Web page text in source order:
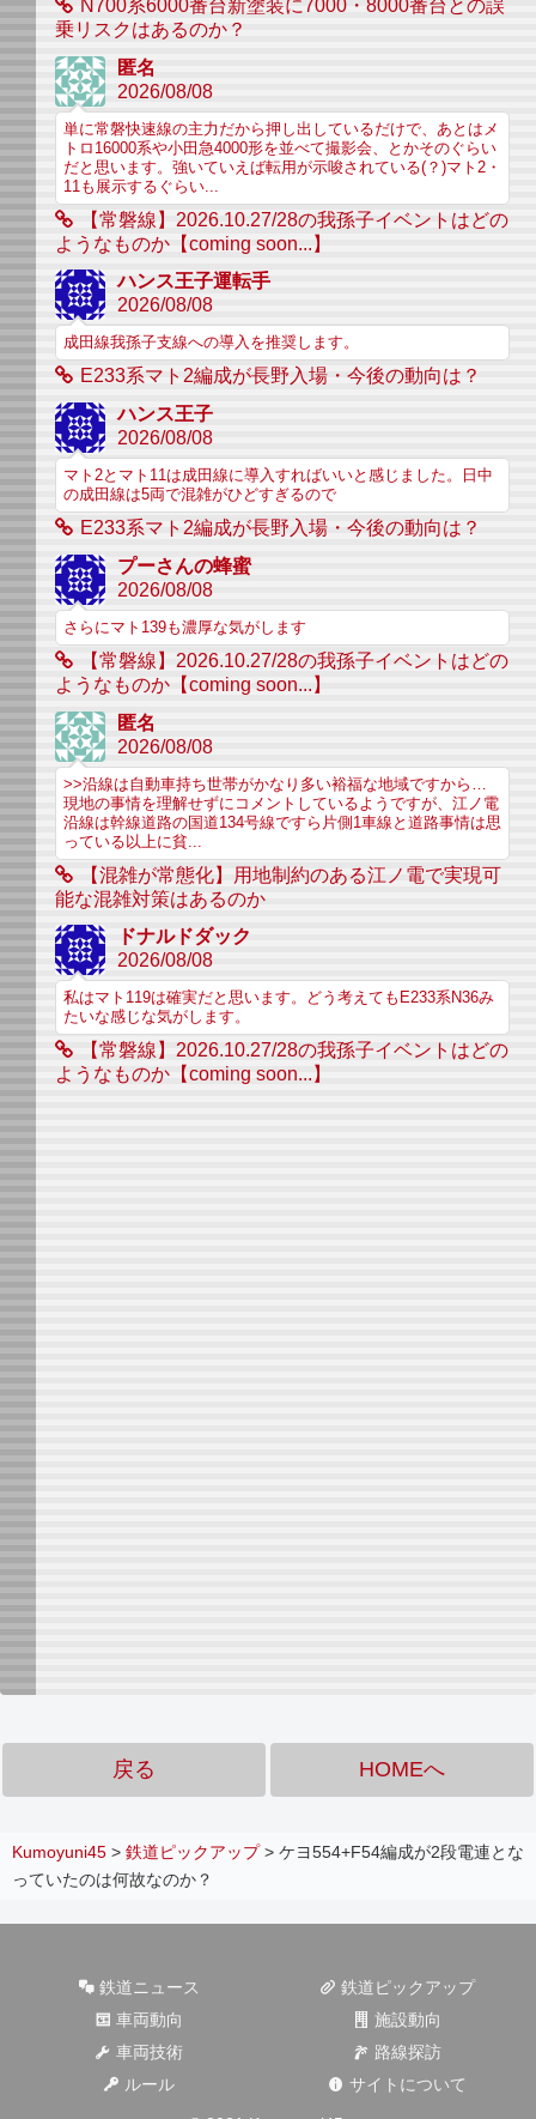
N700系6000番台新塗装に7000・8000番台との誤
乗リスクはあるのか？
匿名
2026/08/08
単に常磐快速線の主力だから押し出しているだけで、あとはメ
トロ16000系や小田急4000形を並べて撮影会、とかそのぐらい
だと思います。強いていえば転用が示唆されている(？)マト2・
11も展示するぐらい...
【常磐線】2026.10.27/28の我孫子イベントはどの
ようなものか【coming soon...】
ハンス王子運転手
2026/08/08
成田線我孫子支線への導入を推奨します。
E233系マト2編成が長野入場・今後の動向は？
ハンス王子
2026/08/08
マト2とマト11は成田線に導入すればいいと感じました。日中
の成田線は5両で混雑がひどすぎるので
E233系マト2編成が長野入場・今後の動向は？
プーさんの蜂蜜
2026/08/08
さらにマト139も濃厚な気がします
【常磐線】2026.10.27/28の我孫子イベントはどの
ようなものか【coming soon...】
匿名
2026/08/08
>>沿線は自動車持ち世帯がかなり多い裕福な地域ですから…
現地の事情を理解せずにコメントしているようですが、江ノ電
沿線は幹線道路の国道134号線ですら片側1車線と道路事情は思
っている以上に貧...
【混雑が常態化】用地制約のある江ノ電で実現可
能な混雑対策はあるのか
ドナルドダック
2026/08/08
私はマト119は確実だと思います。どう考えてもE233系N36み
たいな感じな気がします。
【常磐線】2026.10.27/28の我孫子イベントはどの
ようなものか【coming soon...】
戻る HOMEへ
Kumoyuni45 > 鉄道ピックアップ> ケヨ554+F54編成が2段電連とな
っていたのは何故なのか？
鉄道ニュース
鉄道ピックアップ
車両動向
施設動向
車両技術
路線探訪
ルール
サイトについて